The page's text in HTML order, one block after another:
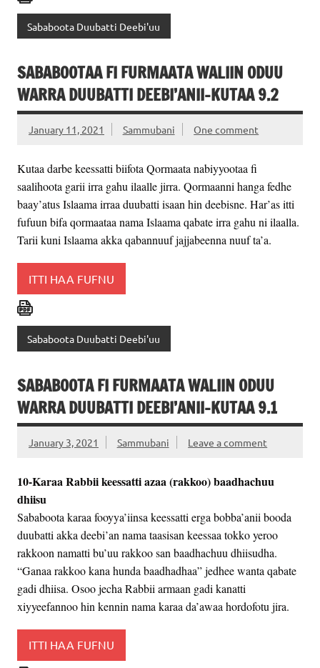
Sababoota Duubatti Deebi'uu
SABABOOTAA FI FURMAATA WALIIN ODUU
WARRA DUUBATTI DEEBI’ANII-KUTAA 9.2
January 11, 2021 Sammubani One comment
Kutaa darbe keessatti biifota Qormaata nabiyyootaa fi
saalihoota garii irra gahu ilaalle jirra. Qormaanni hanga fedhe
baay’atus Islaama irraa duubatti isaan hin deebisne. Har’as itti
fufuun bifa qormaataa nama Islaama qabate irra gahu ni ilaalla.
Tarii kuni Islaama akka qabannuuf jajjabeenna nuuf ta’a.
ITTI HAA FUFNU
Sababoota Duubatti Deebi'uu
SABABOOTA FI FURMAATA WALIIN ODUU
WARRA DUUBATTI DEEBI’ANII-KUTAA 9.1
January 3, 2021 Sammubani Leave a comment
10-Karaa Rabbii keessatti azaa (rakkoo) baadhachuu
dhiisu
Sababoota karaa fooyya’iinsa keessatti erga bobba’anii booda
duubatti akka deebi’an nama taasisan keessaa tokko yeroo
rakkoon namatti bu’uu rakkoo san baadhachuu dhiisudha.
“Ganaa rakkoo kana hunda baadhadhaa” jedhee wanta qabate
gadi dhiisa. Osoo jecha Rabbii armaan gadi kanatti
xiyyeefannoo hin kennin nama karaa da’awaa hordofotu jira.
ITTI HAA FUFNU